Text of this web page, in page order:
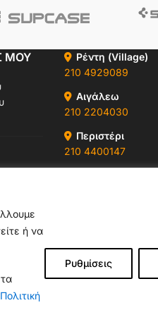
ή να
Πολιτική
Ρυθμίσεις
ΜΟΥ
Ρέντη (Village)
210 4929089
Αιγάλεω
210 2204030
Περιστέρι
210 4400147